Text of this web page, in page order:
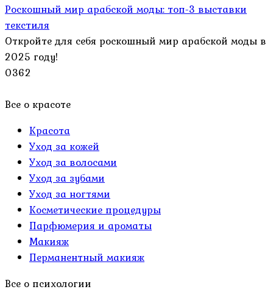
Роскошный мир арабской моды: топ-3 выставки
текстиля
Откройте для себя роскошный мир арабской моды в
2025 году!
0362
Все о красоте
Красота
Уход за кожей
Уход за волосами
Уход за зубами
Уход за ногтями
Косметические процедуры
Парфюмерия и ароматы
Макияж
Перманентный макияж
Все о психологии